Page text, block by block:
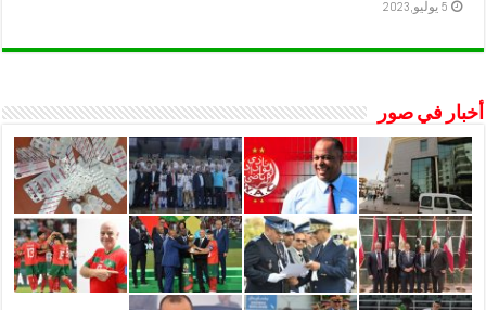
5 يوليو,2023
أخبار في صور